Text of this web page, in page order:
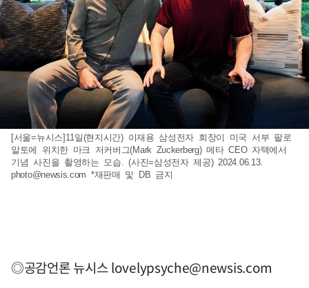
[서울=뉴시스]11일(현지시간) 이재용 삼성전자 회장이 미국 서부 팔로
알토에 위치한 마크 저커버그(Mark Zuckerberg) 메타 CEO 자택에서
기념 사진을 촬영하는 모습. (사진=삼성전자 제공) 2024.06.13.
photo@newsis.com *재판매 및 DB 금지
◎공감언론 뉴시스lovelypsyche@newsis.com